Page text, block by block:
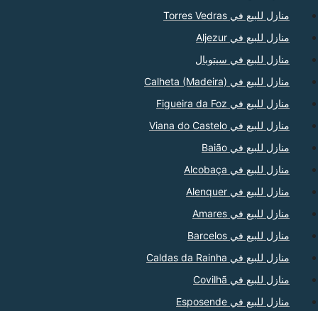
منازل للبيع في Torres Vedras
منازل للبيع في Aljezur
منازل للبيع في سيتوبال
منازل للبيع في Calheta (Madeira)
منازل للبيع في Figueira da Foz
منازل للبيع في Viana do Castelo
منازل للبيع في Baião
منازل للبيع في Alcobaça
منازل للبيع في Alenquer
منازل للبيع في Amares
منازل للبيع في Barcelos
منازل للبيع في Caldas da Rainha
منازل للبيع في Covilhã
منازل للبيع في Esposende